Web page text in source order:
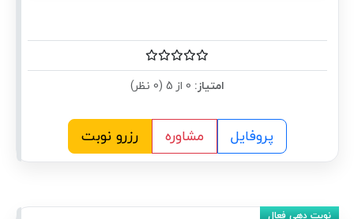
امتیاز:
پروفایل مشاوره رزرو نوبت